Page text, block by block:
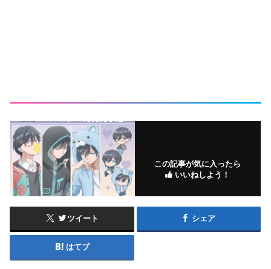
この記事が気に入ったら
いいねしよう！
ツイート シェア
はてブ